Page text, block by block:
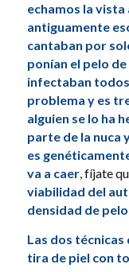
echamos la
antiguamente
cantaban por
ponían el pelo
infectaban
problema y es
alguien se lo ha
parte de la nuca
es
va a caer, fíjate
viabilidad del
densidad de
Las dos técnicas
tira de piel con